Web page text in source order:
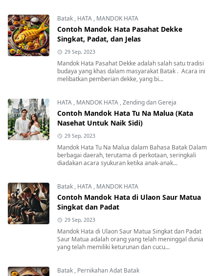
Batak , HATA , MANDOK HATA
Contoh Mandok Hata Pasahat Dekke
Singkat, Padat, dan Jelas
29 Sep, 2023
Mandok Hata Pasahat Dekke adalah salah satu tradisi
budaya yang khas dalam masyarakat Batak . Acara ini
melibatkan pemberian dekke, yang bi...
HATA , MANDOK HATA ,Zending dan Gereja
Contoh Mandok Hata Tu Na Malua (Kata
Nasehat Untuk Naik Sidi)
29 Sep, 2023
Mandok Hata Tu Na Malua dalam Bahasa Batak Dalam
berbagai daerah, terutama di perkotaan, seringkali
diadakan acara syukuran ketika anak-anak...
Batak , HATA , MANDOK HATA
Contoh Mandok Hata di Ulaon Saur Matua
Singkat dan Padat
29 Sep, 2023
Mandok Hata di Ulaon Saur Matua Singkat dan Padat
Saur Matua adalah orang yang telah meninggal dunia
yang telah memiliki keturunan dan cucu...
Batak , Pernikahan Adat Batak